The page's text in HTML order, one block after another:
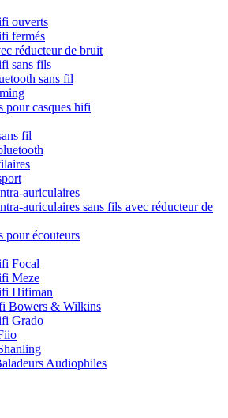
ouverts
fermés
réducteur de bruit
sans fils
sans fil
pour casques hifi
fil
auriculaires
auriculaires sans fils avec réducteur de
pour écouteurs
Focal
Meze
Hifiman
Bowers & Wilkins
Grado
Audiophiles